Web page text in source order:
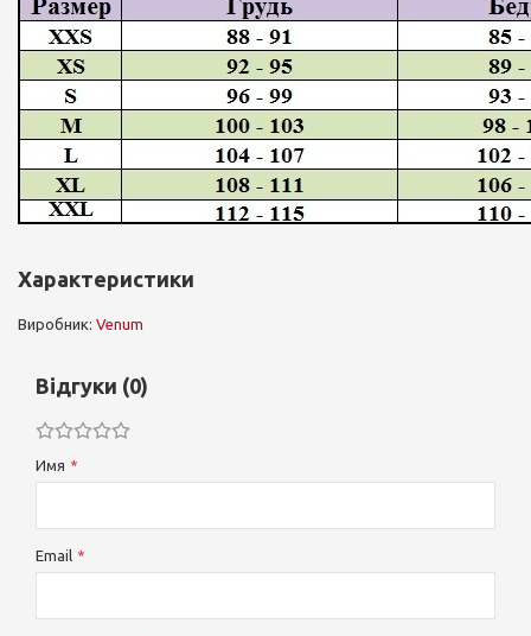
Характеристики
Виробник: Venum
Відгуки (0)
Имя
Email